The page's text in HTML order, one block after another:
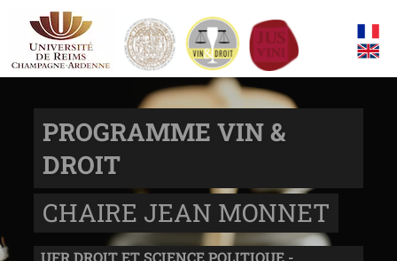
PROGRAMME VIN &
DROIT
CHAIRE JEAN MONNET
UFR DROIT ET SCIENCE POLITIQUE -